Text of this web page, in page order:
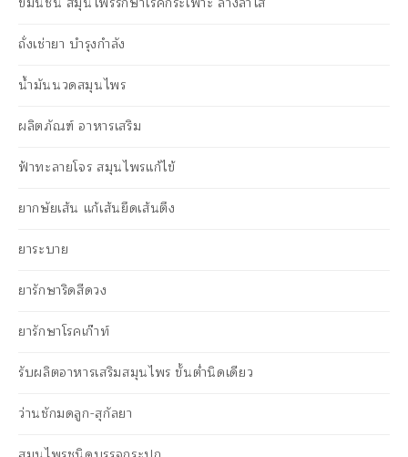
ถั่งเช่ายา บำรุงกำลัง
น้ำมันนวดสมุนไพร
ผลิตภัณฑ์ อาหารเสริม
ฟ้าทะลายโจร สมุนไพรแก้ไข้
ยากษัยเส้น แก้เส้นยึดเส้นตึง
ยาระบาย
ยารักษาริดสีดวง
ยารักษาโรคเก๊าท์
รับผลิตอาหารเสริมสมุนไพร ขั้นต่ำนิดเดียว
ว่านชักมดลูก-สุกัลยา